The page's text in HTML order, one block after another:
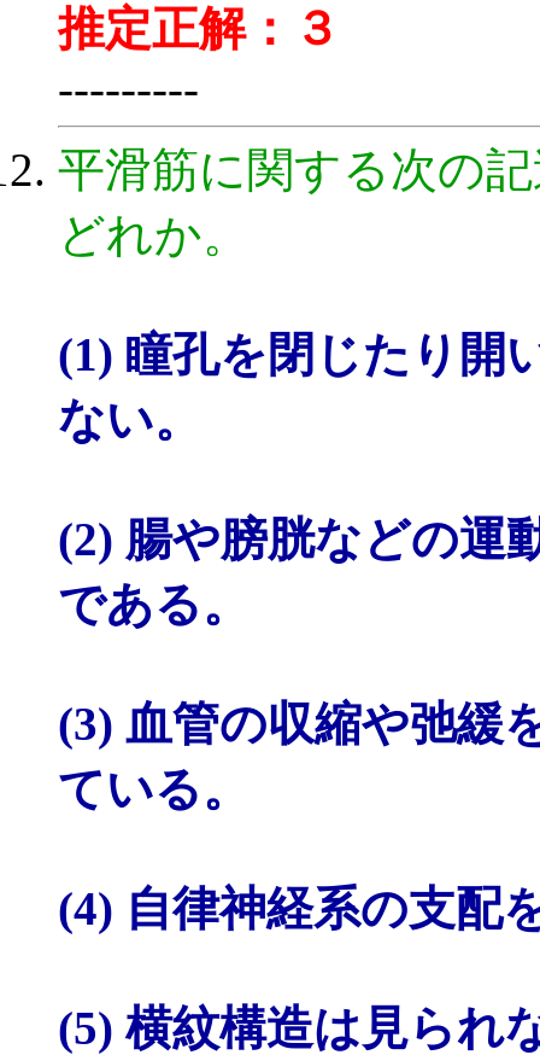
推定正解：３
---------
平滑筋に関する次の
どれか。
(1) 瞳孔を閉じたり開
ない。
(2) 腸や膀胱などの運
である。
(3) 血管の収縮や弛緩
ている。
(4) 自律神経系の支配
(5) 横紋構造は見られ